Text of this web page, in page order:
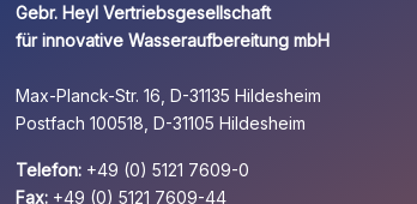
Gebr. Heyl Vertriebsgesellschaft
für innovative Wasseraufbereitung mbH
Max-Planck-Str. 16, D-31135 Hildesheim
Postfach 100518, D-31105 Hildesheim
Telefon: +49 (0) 5121 7609-0
Fax: +49 (0) 5121 7609-44